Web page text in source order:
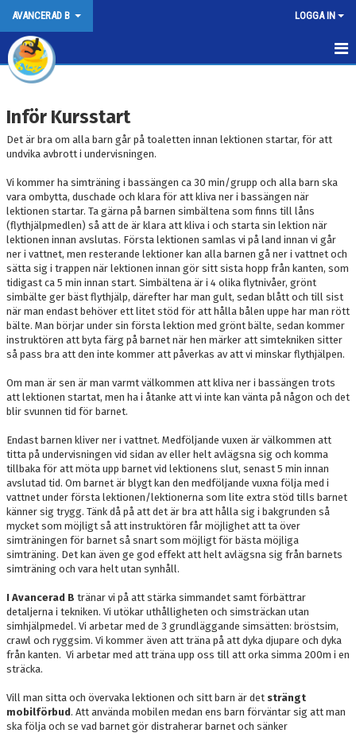
AVANCERAD B LOGGA IN
AVANCERAD B KURSBESKRIVNING
INFORMATION INFÖR KURSSTART
UNDERVISNINGSBASSÄNGEN
BOKNINGSVILLKOR
KONTAKT
Inför Kursstart
Det är bra om alla barn går på toaletten innan lektionen startar, för att
undvika avbrott i undervisningen.
Vi kommer ha simträning i bassängen ca 30 min/grupp och alla barn ska
vara ombytta, duschade och klara för att kliva ner i bassängen när
lektionen startar. Ta gärna på barnen simbältena som finns till låns
(flythjälpmedlen) så att de är klara att kliva i och starta sin lektion när
lektionen innan avslutas. Första lektionen samlas vi på land innan vi går
ner i vattnet, men resterande lektioner kan alla barnen gå ner i vattnet och
sätta sig i trappen när lektionen innan gör sitt sista hopp från kanten, som
tidigast ca 5 min innan start. Simbältena är i 4 olika flytnivåer, grönt
simbälte ger bäst flythjälp, därefter har man gult, sedan blått och till sist
när man endast behöver ett litet stöd för att hålla bålen uppe har man rött
bälte. Man börjar under sin första lektion med grönt bälte, sedan kommer
instruktören att byta färg på barnet när hen märker att simtekniken sitter
så pass bra att den inte kommer att påverkas av att vi minskar flythjälpen.
Om man är sen är man varmt välkommen att kliva ner i bassängen trots
att lektionen startat, men ha i åtanke att vi inte kan vänta på någon och det
blir svunnen tid för barnet.
Endast barnen kliver ner i vattnet. Medföljande vuxen är välkommen att
titta på undervisningen vid sidan av eller helt avlägsna sig och komma
tillbaka för att möta upp barnet vid lektionens slut, senast 5 min innan
avslutad tid. Om barnet är blygt kan den medföljande vuxna följa med i
vattnet under första lektionen/lektionerna som lite extra stöd tills barnet
känner sig trygg. Tänk då på att det är bra att hålla sig i bakgrunden så
mycket som möjligt så att instruktören får möjlighet att ta över
simträningen för barnet så snart som möjligt för bästa möjliga
simträning. Det kan även ge god effekt att helt avlägsna sig från barnets
simträning och vara helt utan synhåll.
I Avancerad B tränar vi på att stärka simmandet samt förbättrar
detaljerna i tekniken. Vi utökar uthålligheten och simsträckan utan
simhjälpmedel. Vi arbetar med de 3 grundläggande simsätten: bröstsim,
crawl och ryggsim. Vi kommer även att träna på att dyka djupare och dyka
från kanten. Vi arbetar med att träna upp oss till att orka simma 200m i en
sträcka.
Vill man sitta och övervaka lektionen och sitt barn är det strängt
mobilförbud. Att använda mobilen medan ens barn förväntar sig att man
ska följa och se vad barnet gör distraherar barnet och sänker